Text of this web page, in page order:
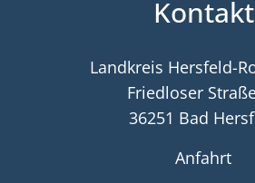
Kontakt
Landkreis Hersfeld-
Friedloser
36251 Bad
Anfahrt